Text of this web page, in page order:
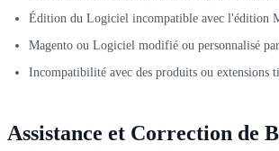
Édition du Logiciel incompatible avec l'édition
Magento ou Logiciel modifié ou personnalisé
Incompatibilité avec des produits ou extensions
Assistance et Correction de